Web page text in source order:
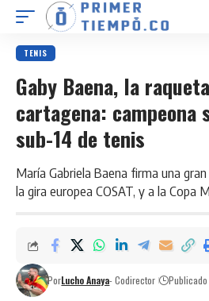
TENIS
Gaby Baena, la
cartagena: campeona
sub-14 de tenis
María Gabriela Baena firma una
la gira europea COSAT, y a la Copa
PorLucho Anaya- Codirector